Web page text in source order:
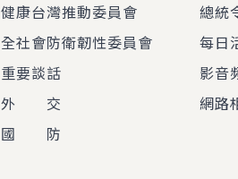
健康台灣推動委員會
全社會防衛韌性委員會
重要談話
外 交
國 防
總統
每日
影音
網路